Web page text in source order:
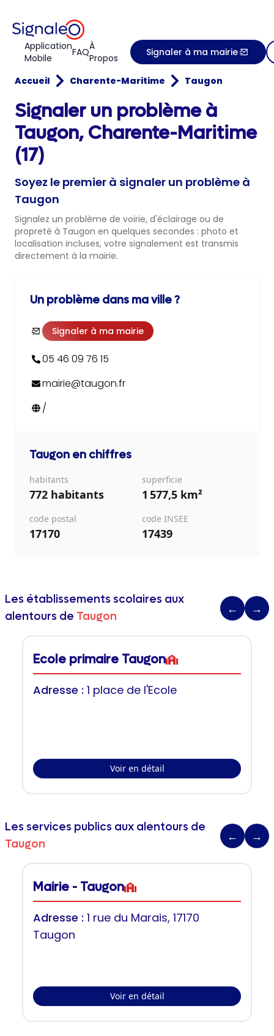
Application
Mobile
FAQÀ
Propos
Signaler à ma mairie
Accueil Charente-Maritime Taugon
Signaler un problème à
Taugon, Charente-Maritime
(17)
Soyez le premier à signaler un problème à
Taugon
Signalez un problème de voirie, d'éclairage ou de
propreté à Taugon en quelques secondes : photo et
localisation incluses, votre signalement est transmis
directement à la mairie.
Un problème dans ma ville ?
Signaler à ma mairie
05 46 09 76 15
mairie@taugon.fr
/
Taugon en chiffres
habitants
772 habitants
superficie
1 577,5 km²
code postal
17170
code INSEE
17439
Les établissements scolaires aux
alentours de Taugon
← →
Ecole primaire Taugon
Adresse : 1 place de l'Ecole
Voir en détail
Les services publics aux alentours de
Taugon
← →
Mairie - Taugon
Adresse : 1 rue du Marais, 17170
Taugon
Voir en détail